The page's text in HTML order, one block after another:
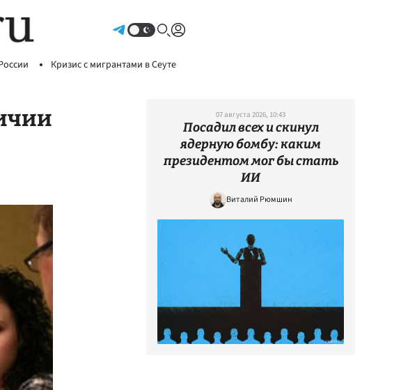
Кризис с мигрантами в Сеуте
07 августа 2026, 10:43
Посадил всех и скинул
ядерную бомбу: каким
президентом мог бы стать
ИИ
Виталий Рюмшин